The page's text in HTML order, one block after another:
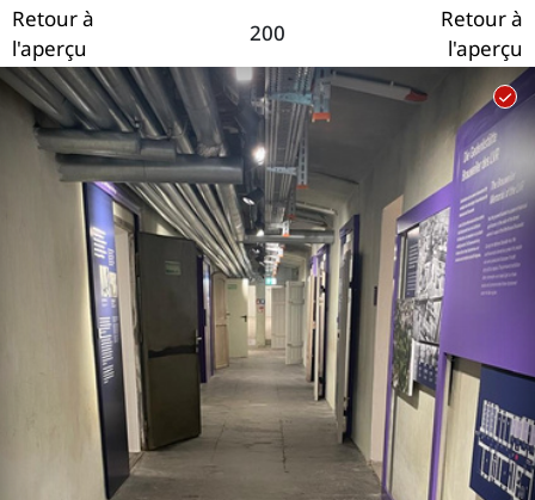
Retour à
l'aperçu
200
Retour à
l'aperçu